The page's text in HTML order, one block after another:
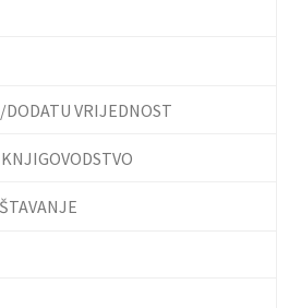
VRIJEDNOST